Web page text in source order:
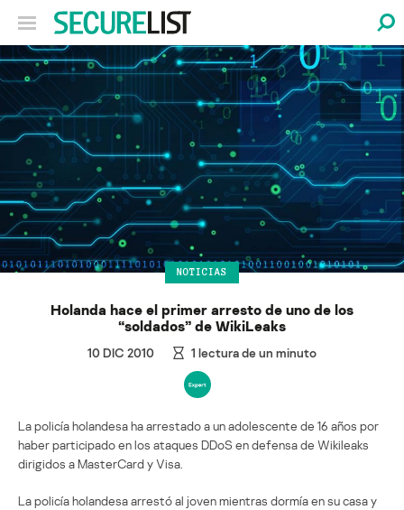
NOTICIAS
Holanda hace el primer arresto de uno de los
“soldados” de WikiLeaks
10 DIC 2010 1 lectura de un minuto
La policía holandesa ha arrestado a un adolescente de 16 años por
haber participado en los ataques DDoS en defensa de Wikileaks
dirigidos a MasterCard y Visa.
La policía holandesa arrestó al joven mientras dormía en su casa y